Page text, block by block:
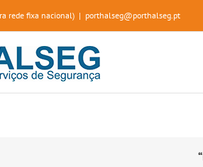
rede fixa nacional) | porthalseg@porthalseg.pt